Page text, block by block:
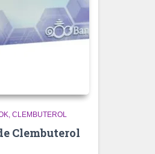
CLEMBUTEROL
Clembuterol